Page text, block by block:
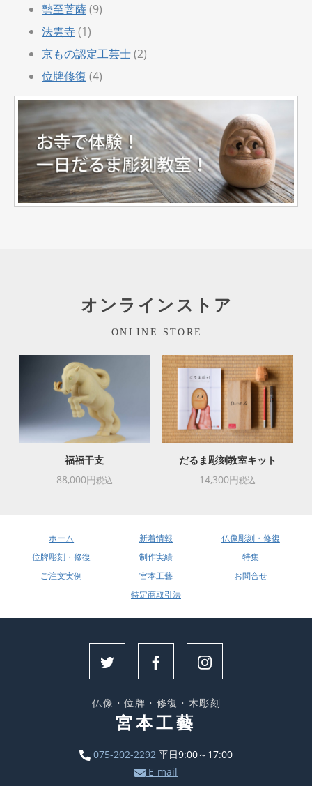
勢至菩薩(9)
法雲寺(1)
京もの認定工芸士(2)
位牌修復 (4)
オンラインストア
ONLINE STORE
福福干支
88,000円税込
だるま彫刻教室キット
14,300円税込
ホーム 新着情報
仏像彫刻・修復
位牌彫刻・修復
制作実績
特集
ご注文実例
宮本工藝
お問合せ
特定商取引法
仏像・位牌・修復・木彫刻
宮本工藝
075-202-2292 平日9:00～17:00
E-mail